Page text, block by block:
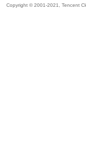
Copyright © 2001-2021, Tencent